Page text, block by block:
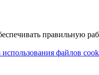
правильную
файлов